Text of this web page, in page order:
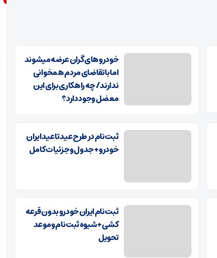
خودروهای گران عرضه میشوند
اما با تقاضای مردم همخوانی
ندارند/ چه راهکاری برای این
معضل وجود دارد؟
ثبت نام در طرح عید تا عید ایران
خودرو + جدول و جزئیات کامل
ثبت نام ایران خودرو بدون قرعه
کشی + شیوه ثبت نام و موعد
تحویل